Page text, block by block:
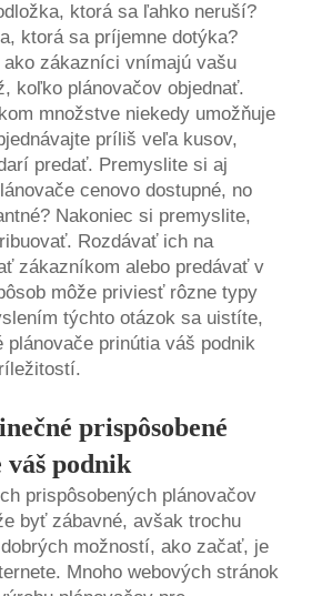
ktorá sa ľahko neruší?
ktorá sa príjemne dotýka?
zákazníci vnímajú vašu
koľko plánovačov objednať.
množstve niekedy umožňuje
príliš veľa kusov,
predať. Premyslite si aj
cenovo dostupné, no
Nakoniec si premyslite,
Rozdávať ich na
zákazníkom alebo predávať v
môže priviesť rôzne typy
týchto otázok sa uistíte,
plánovače prinútia váš podnik
prispôsobené
váš podnik
prispôsobených plánovačov
byť zábavné, avšak trochu
možností, ako začať, je
Mnoho webových stránok